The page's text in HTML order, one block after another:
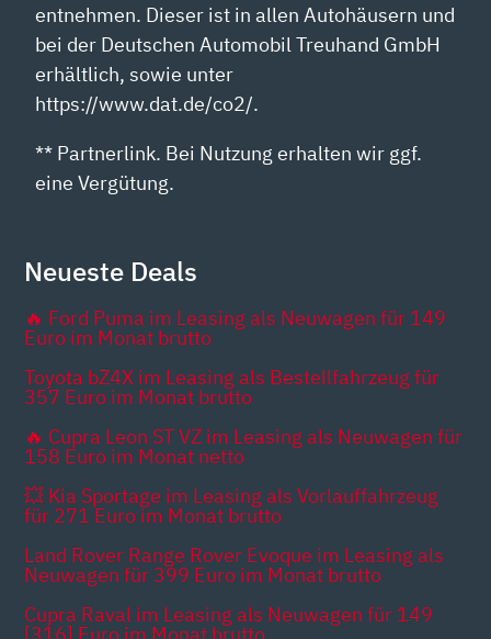
entnehmen. Dieser ist in allen Autohäusern und
bei der Deutschen Automobil Treuhand GmbH
erhältlich, sowie unter
https://www.dat.de/co2/.
** Partnerlink. Bei Nutzung erhalten wir ggf.
eine Vergütung.
Neueste Deals
🔥 Ford Puma im Leasing als Neuwagen für 149
Euro im Monat brutto
Toyota bZ4X im Leasing als Bestellfahrzeug für
357 Euro im Monat brutto
🔥 Cupra Leon ST VZ im Leasing als Neuwagen für
158 Euro im Monat netto
💥 Kia Sportage im Leasing als Vorlauffahrzeug
für 271 Euro im Monat brutto
Land Rover Range Rover Evoque im Leasing als
Neuwagen für 399 Euro im Monat brutto
Cupra Raval im Leasing als Neuwagen für 149
[316] Euro im Monat brutto